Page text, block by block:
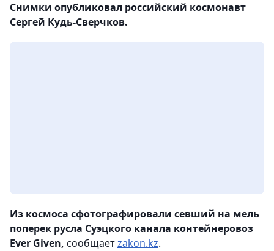
Снимки опубликовал российский космонавт
Сергей Кудь-Сверчков.
Из космоса сфотографировали севший на мель
поперек русла Суэцкого канала контейнеровоз
Ever Given, сообщаетzakon.kz.